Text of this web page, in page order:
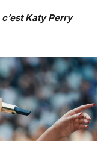
Katy Perry